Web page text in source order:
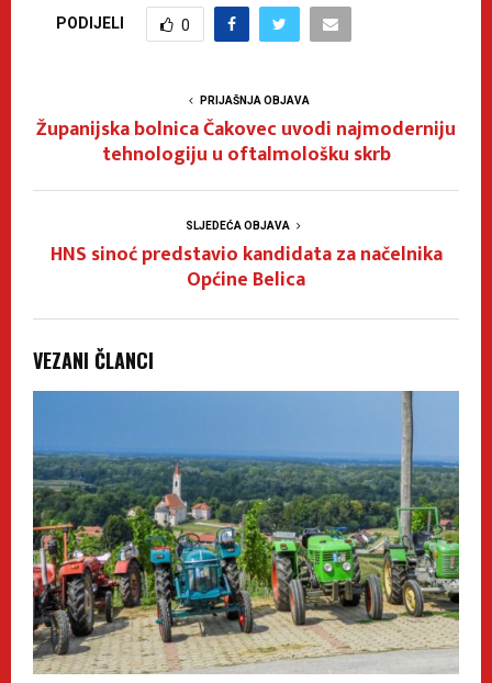
PODIJELI 0
PRIJAŠNJA OBJAVA
Županijska bolnica Čakovec uvodi najmoderniju
tehnologiju u oftalmološku skrb
SLJEDEĆA OBJAVA
HNS sinoć predstavio kandidata za načelnika
Općine Belica
VEZANI ČLANCI